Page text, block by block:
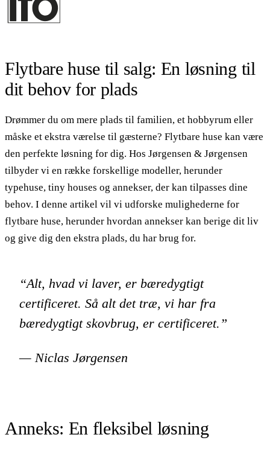
Flytbare huse til salg: En løsning til
dit behov for plads
Drømmer du om mere plads til familien, et hobbyrum eller
måske et ekstra værelse til gæsterne? Flytbare huse kan være
den perfekte løsning for dig. Hos Jørgensen & Jørgensen
tilbyder vi en række forskellige modeller, herunder
typehuse, tiny houses og annekser, der kan tilpasses dine
behov. I denne artikel vil vi udforske mulighederne for
flytbare huse, herunder hvordan annekser kan berige dit liv
og give dig den ekstra plads, du har brug for.
“Alt, hvad vi laver, er bæredygtigt
certificeret. Så alt det træ, vi har fra
bæredygtigt skovbrug, er certificeret.”
— Niclas Jørgensen
Anneks: En fleksibel løsning